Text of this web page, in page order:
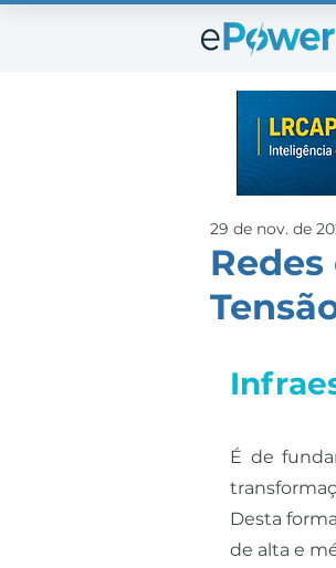
29 de nov. de
É de
Desta
de alta e